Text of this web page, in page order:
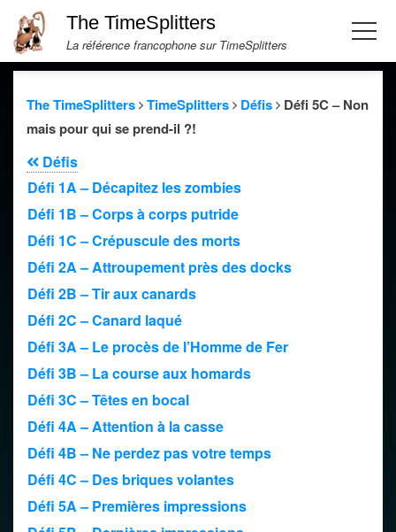
The TimeSplitters
La référence francophone sur TimeSplitters
The TimeSplitters TimeSplitters Défis
Défi 5C – Non
mais pour qui se prend-il ?!
Défis
Défi 1A – Décapitez les zombies
Défi 1B – Corps à corps putride
Défi 1C – Crépuscule des morts
Défi 2A – Attroupement près des docks
Défi 2B – Tir aux canards
Défi 2C – Canard laqué
Défi 3A – Le procès de l’Homme de Fer
Défi 3B – La course aux homards
Défi 3C – Têtes en bocal
Défi 4A – Attention à la casse
Défi 4B – Ne perdez pas votre temps
Défi 4C – Des briques volantes
Défi 5A – Premières impressions